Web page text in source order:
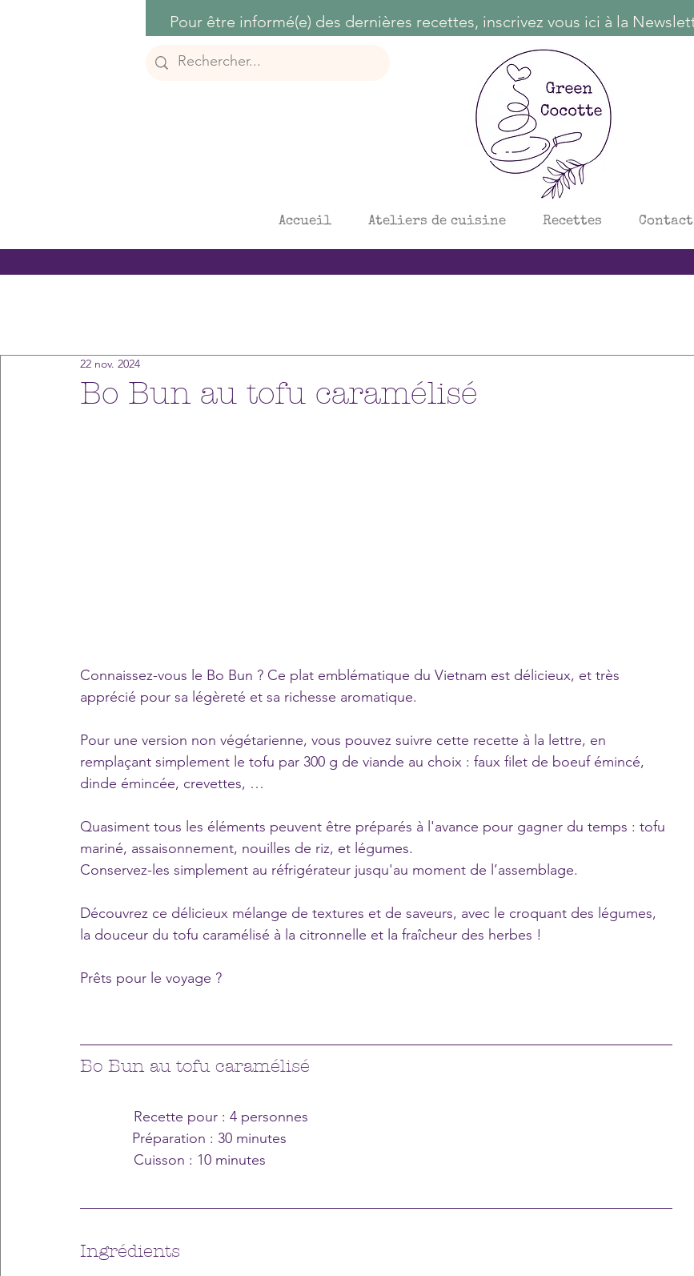
Accueil Ateliers de cuisine Recettes Contact
Bo Bun au tofu caramélisé
22 nov. 2024
Connaissez-vous le Bo Bun ? Ce plat emblématique du Vietnam est délicieux, et très
apprécié pour sa légèreté et sa richesse aromatique.
Pour une version non végétarienne, vous pouvez suivre cette recette à la lettre, en
remplaçant simplement le tofu par 300 g de viande au choix : faux filet de boeuf émincé,
dinde émincée, crevettes, …
Quasiment tous les éléments peuvent être préparés à l'avance pour gagner du temps : tofu
mariné, assaisonnement, nouilles de riz, et légumes.
Conservez-les simplement au réfrigérateur jusqu'au moment de l’assemblage.
Découvrez ce délicieux mélange de textures et de saveurs, avec le croquant des légumes,
la douceur du tofu caramélisé à la citronnelle et la fraîcheur des herbes !
Prêts pour le voyage ?
Bo Bun au tofu caramélisé
Recette pour : 4 personnes
Préparation : 30 minutes
Cuisson : 10 minutes
Ingrédients